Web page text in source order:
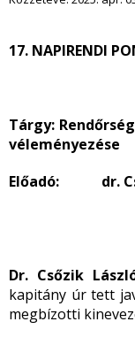
17. NAPIRENDI
Tárgy:
véleményezése
Előadó: dr.
Dr. Csőzik
kapitány úr tett
megbízotti